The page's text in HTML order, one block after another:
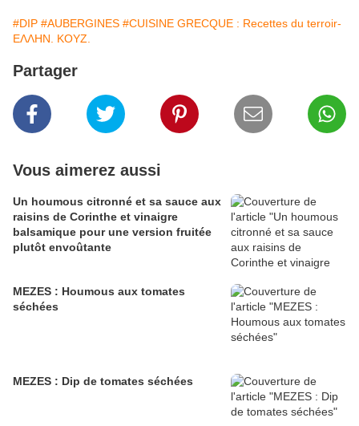
#DIP #AUBERGINES #CUISINE GRECQUE : Recettes du terroir-
ΕΛΛΗΝ. ΚΟΥΖ.
Partager
Vous aimerez aussi
Un houmous citronné et sa sauce aux
raisins de Corinthe et vinaigre
balsamique pour une version fruitée
plutôt envoûtante
MEZES : Houmous aux tomates
séchées
MEZES : Dip de tomates séchées